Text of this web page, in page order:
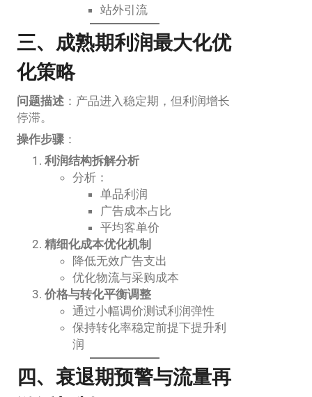
站外引流
三、成熟期利润最大化优
化策略
问题描述 ：产品进入稳定期，但利润增长
停滞。
操作步骤 ：
利润结构拆解分析
分析：
单品利润
广告成本占比
平均客单价
精细化成本优化机制
降低无效广告支出
优化物流与采购成本
价格与转化平衡调整
通过小幅调价测试利润弹性
保持转化率稳定前提下提升利
润
四、衰退期预警与流量再